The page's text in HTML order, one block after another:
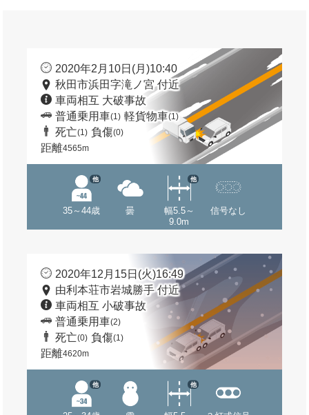
2020年2月10日(月)10:40
秋田市浜田字滝ノ宮 付近
車両相互 大破事故
普通乗用車(1) 軽貨物車(1)
死亡(1) 負傷(0)
距離4565m
35～44歳
他
曇
幅5.5～
9.0m
他
信号なし
2020年12月15日(火)16:49
由利本荘市岩城勝手 付近
車両相互 小破事故
普通乗用車(2)
死亡(0) 負傷(1)
距離4620m
他 他